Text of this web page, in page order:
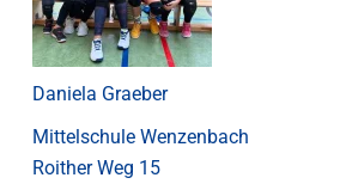
Daniela Graeber
Mittelschule Wenzenbach
Roither Weg 15